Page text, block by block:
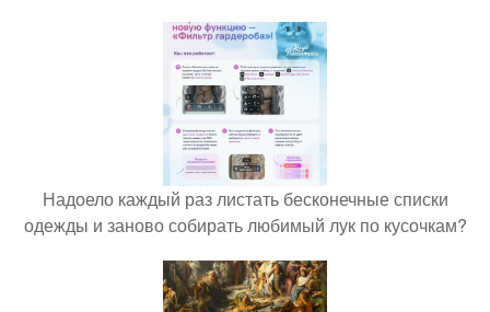
Надоело каждый раз листать бесконечные списки
одежды и заново собирать любимый лук по кусочкам?